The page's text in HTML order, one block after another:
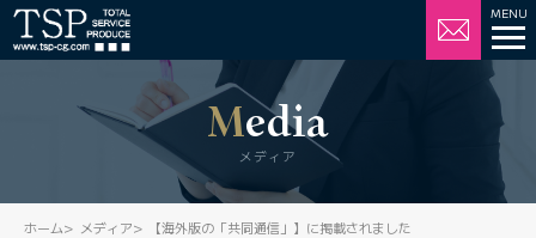
Media
メディア
ホーム メディア 【海外版の「共同通信」】に掲載されました